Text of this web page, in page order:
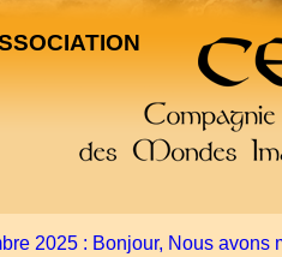
2025 : Bonjour, Nous